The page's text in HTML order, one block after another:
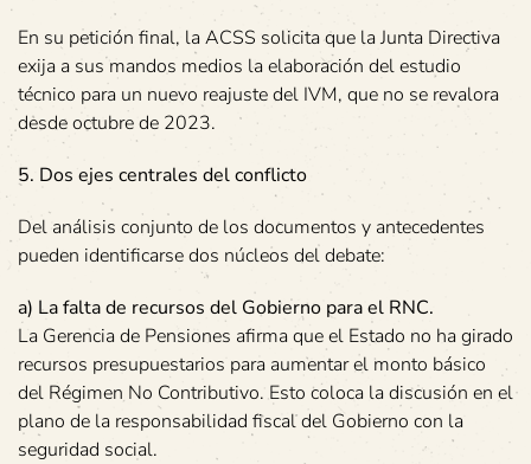
En su petición final, la ACSS solicita que la Junta Directiva
exija a sus mandos medios la elaboración del estudio
técnico para un nuevo reajuste del IVM, que no se revalora
desde octubre de 2023.
5. Dos ejes centrales del conflicto
Del análisis conjunto de los documentos y antecedentes
pueden identificarse dos núcleos del debate:
a) La falta de recursos del Gobierno para el RNC.
La Gerencia de Pensiones afirma que el Estado no ha girado
recursos presupuestarios para aumentar el monto básico
del Régimen No Contributivo. Esto coloca la discusión en el
plano de la responsabilidad fiscal del Gobierno con la
seguridad social.